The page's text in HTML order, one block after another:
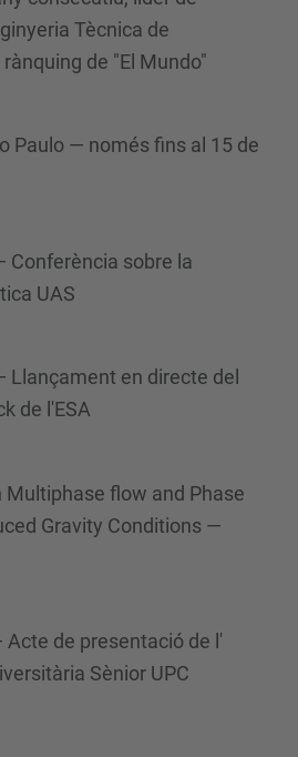
Tècnica de
de "El Mundo"
Paulo — només fins al 15 de
Conferència sobre la
UAS
Llançament en directe del
de l'ESA
Multiphase flow and Phase
Gravity Conditions —
de presentació de l'
Sènior UPC